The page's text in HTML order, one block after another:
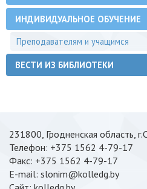
ИНДИВИДУАЛЬНОЕ ОБУЧЕНИЕ
Преподавателям и учащимся
ВЕСТИ ИЗ БИБЛИОТЕКИ
231800, Гродненская область,
Телефон: +375 1562 4-79-17
Факс: +375 1562 4-79-17
E-mail: slonim@kolledg.by